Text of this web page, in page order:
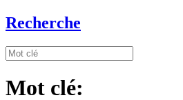
Recherche
Mot clé: